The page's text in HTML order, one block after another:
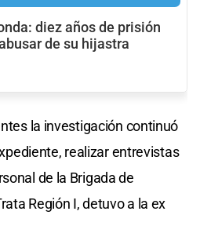
diez años de prisión
de su hijastra
la investigación continuó
realizar entrevistas
de la Brigada de
Región I, detuvo a la ex